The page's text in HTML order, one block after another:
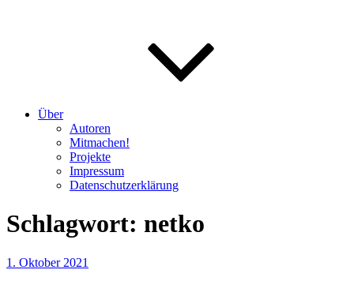
Über
Autoren
Mitmachen!
Projekte
Impressum
Datenschutzerklärung
Schlagwort: netko
Veröffentlicht
1. Oktober 2021